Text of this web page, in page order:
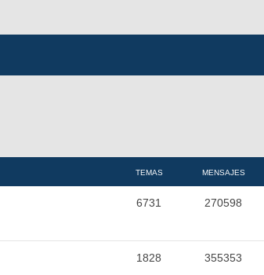
TEMAS MENSAJES
6731 270598
1828 355353